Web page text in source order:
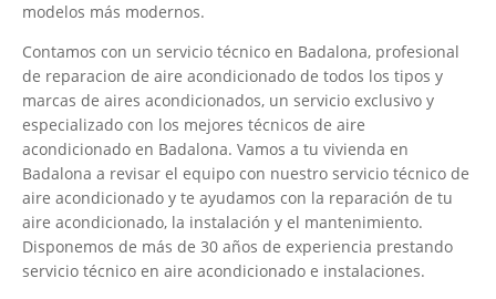
modelos más modernos.
Contamos con un servicio técnico en Badalona, profesional
de reparacion de aire acondicionado de todos los tipos y
marcas de aires acondicionados, un servicio exclusivo y
especializado con los mejores técnicos de aire
acondicionado en Badalona. Vamos a tu vivienda en
Badalona a revisar el equipo con nuestro servicio técnico de
aire acondicionado y te ayudamos con la reparación de tu
aire acondicionado, la instalación y el mantenimiento.
Disponemos de más de 30 años de experiencia prestando
servicio técnico en aire acondicionado e instalaciones.